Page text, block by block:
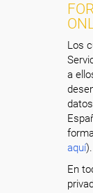
Los
a
aquí).
En